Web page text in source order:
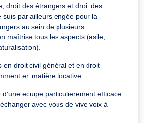
droit des étrangers et droit des
suis par ailleurs engée pour la
au sein de plusieurs
maîtrise tous les aspects (asile,
en droit civil général et en droit
en matière locative.
équipe particulièrement efficace
avec vous de vive voix à